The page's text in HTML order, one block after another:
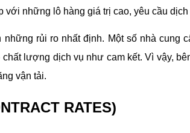
những lô hàng giá trị cao, yêu cầu dịch
những rủi ro nhất định. Một số nhà cung
lượng dịch vụ như cam kết. Vì vậy,
vận tải.
RATES)